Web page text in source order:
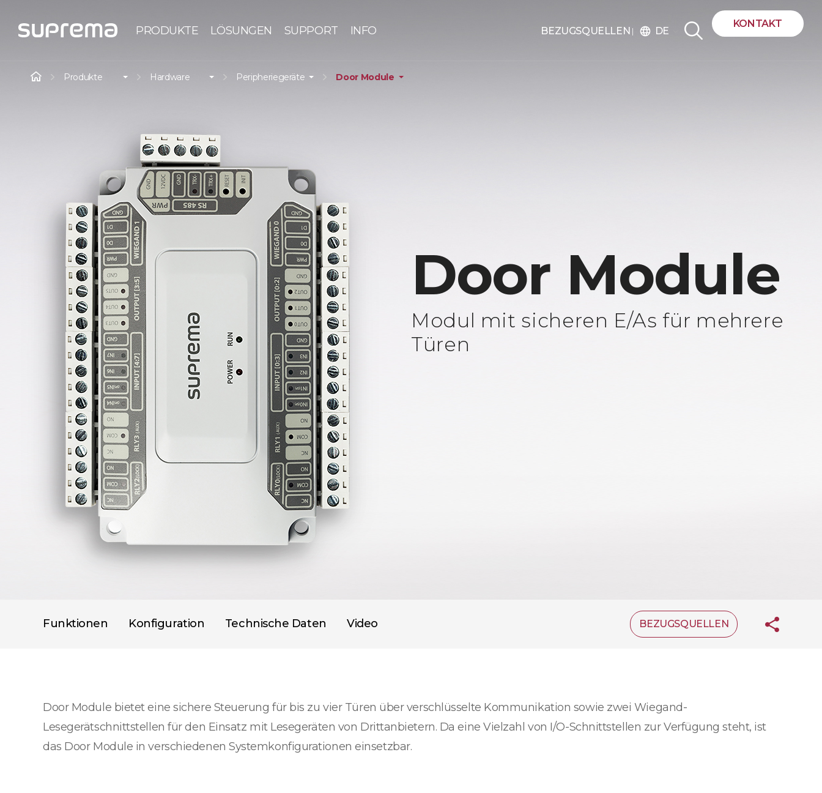
PRODUKTE LÖSUNGEN SUPPORT INFO BEZUGSQUELLEN language DE
KONTAKT
Door Module
Modul mit sicheren E/As für mehrere
Türen
Produkte Hardware Peripheriegeräte Door Module
Funktionen Konfiguration Technische Daten Video BEZUGSQUELLEN
Door Module bietet eine sichere Steuerung für bis zu vier Türen über verschlüsselte Kommunikation sowie zwei Wiegand-
Lesegerätschnittstellen für den Einsatz mit Lesegeräten von Drittanbietern. Da eine Vielzahl von I/O-Schnittstellen zur Verfügung steht, ist
das Door Module in verschiedenen Systemkonfigurationen einsetzbar.